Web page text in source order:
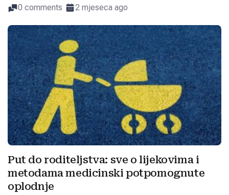
0 comments 2 mjeseca ago
Put do roditeljstva: sve o lijekovima i
metodama medicinski potpomognute
oplodnje